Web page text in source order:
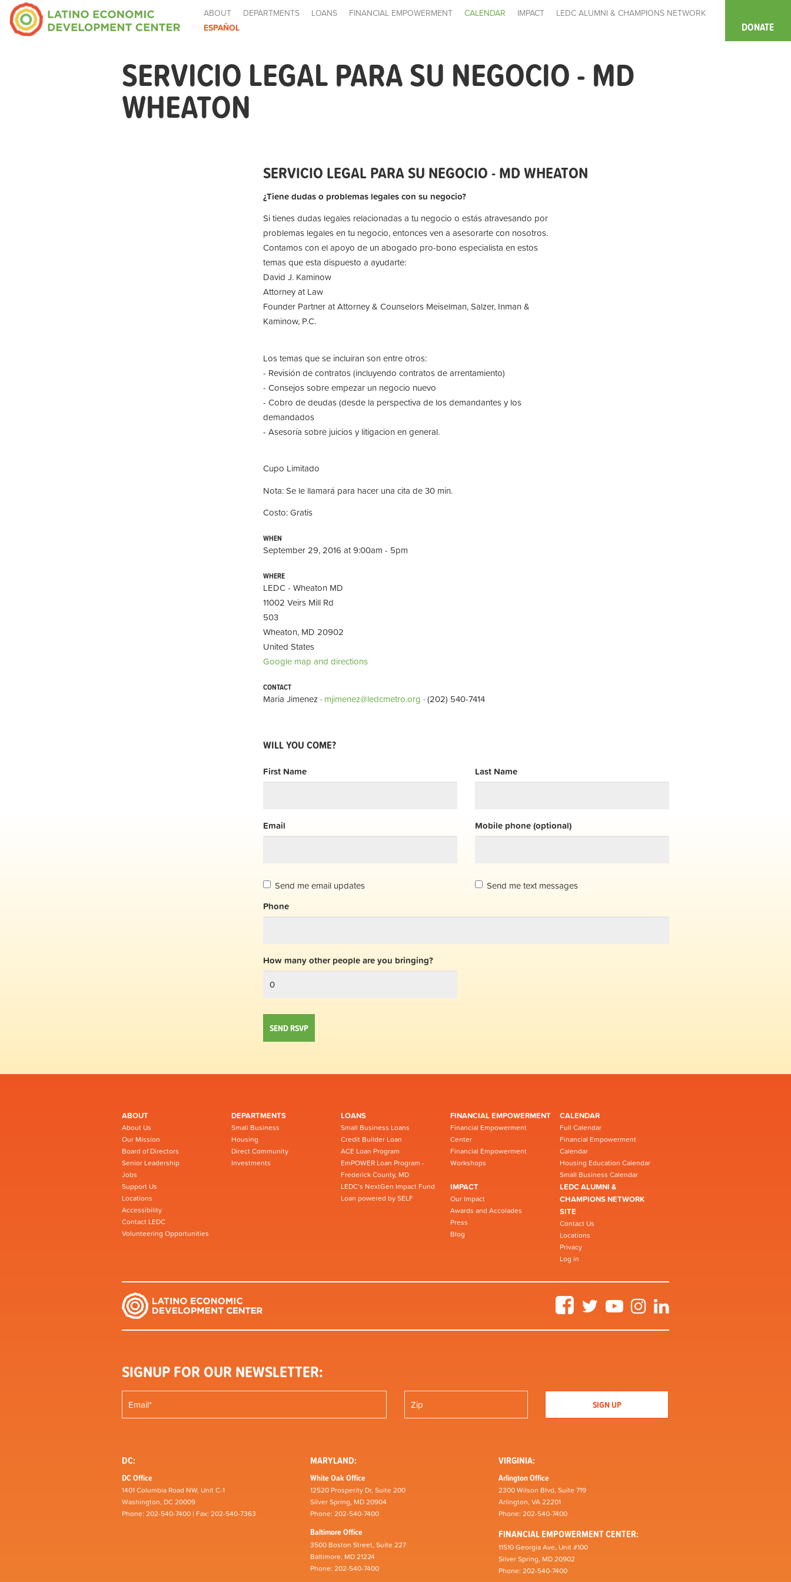
ABOUT DEPARTMENTS LOANS FINANCIAL EMPOWERMENT CALENDAR IMPACT
LEDC ALUMNI & CHAMPIONS NETWORK
ESPAÑOL
DONATE
SERVICIO LEGAL PARA SU NEGOCIO - MD
WHEATON
SERVICIO LEGAL PARA SU NEGOCIO - MD WHEATON
¿Tiene dudas o problemas legales con su negocio?
Si tienes dudas legales relacionadas a tu negocio o estás atravesando por
problemas legales en tu negocio, entonces ven a asesorarte con nosotros.
Contamos con el apoyo de un abogado pro-bono especialista en estos
temas que esta dispuesto a ayudarte:
David J. Kaminow
Attorney at Law
Founder Partner at Attorney & Counselors Meiselman, Salzer, Inman &
Kaminow, P.C.
Los temas que se incluíran son entre otros:
- Revisión de contratos (incluyendo contratos de arrentamiento)
- Consejos sobre empezar un negocio nuevo
- Cobro de deudas (desde la perspectiva de los demandantes y los
demandados
- Asesoría sobre juicios y litigacion en general.
Cupo Limitado
Nota: Se le llamará para hacer una cita de 30 min.
Costo: Gratis
WHEN
September 29, 2016 at 9:00am - 5pm
WHERE
LEDC - Wheaton MD
11002 Veirs Mill Rd
503
Wheaton, MD 20902
United States
Google map and directions
CONTACT
Maria Jimenez · mjimenez@ledcmetro.org · (202) 540-7414
WILL YOU COME?
First Name Last Name
Email Mobile phone (optional)
Send me email updates
Send me text messages
Phone
How many other people are you bringing?
ABOUT
About Us
Our Mission
Board of Directors
Senior Leadership
Jobs
Support Us
Locations
Accessibility
Contact LEDC
Volunteering Opportunities
DEPARTMENTS
Small Business
Housing
Direct Community
Investments
LOANS
Small Business Loans
Credit Builder Loan
ACE Loan Program
EmPOWER Loan Program -
Frederick County, MD
LEDC’s NextGen Impact Fund
Loan powered by SELF
FINANCIAL EMPOWERMENT
Financial Empowerment
Center
Financial Empowerment
Workshops
CALENDAR
Full Calendar
Financial Empowerment
Calendar
Housing Education Calendar
Small Business Calendar
IMPACT
Our Impact
Awards and Accolades
Press
Blog
LEDC ALUMNI &
CHAMPIONS NETWORK
SITE
Contact Us
Locations
Privacy
Log in
FacebookTwitter YouTubeInstagram
SIGNUP FOR OUR NEWSLETTER:
DC:
DC Office
1401 Columbia Road NW, Unit C-1
Washington, DC 20009
Phone: 202-540-7400 | Fax: 202-540-7363
MARYLAND:
White Oak Office
12520 Prosperity Dr, Suite 200
Silver Spring, MD 20904
Phone: 202-540-7400
Baltimore Office
3500 Boston Street, Suite 227
Baltimore, MD 21224
Phone: 202-540-7400
VIRGINIA:
Arlington Office
2300 Wilson Blvd, Suite 719
Arlington, VA 22201
Phone: 202-540-7400
FINANCIAL EMPOWERMENT CENTER:
11510 Georgia Ave, Unit #100
Silver Spring, MD 20902
Phone: 202-540-7400